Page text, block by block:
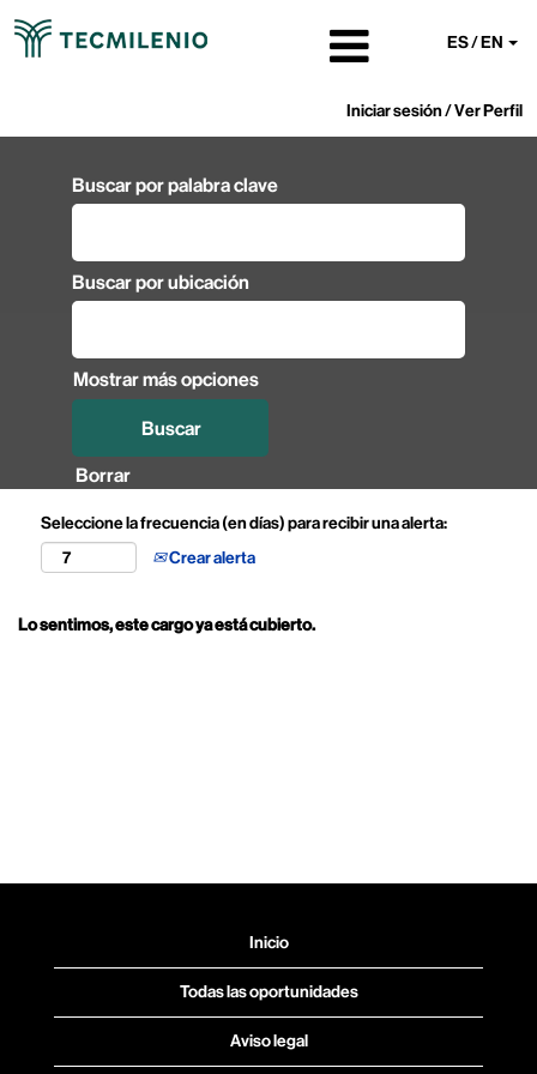
ES / EN
Iniciar sesión / Ver Perfil
Buscar por palabra clave
Buscar por ubicación
Mostrar más opciones
Borrar
Seleccione la frecuencia (en días) para recibir una alerta:
Crear alerta
Lo sentimos, este cargo ya está cubierto.
Inicio
Todas las oportunidades
Aviso legal